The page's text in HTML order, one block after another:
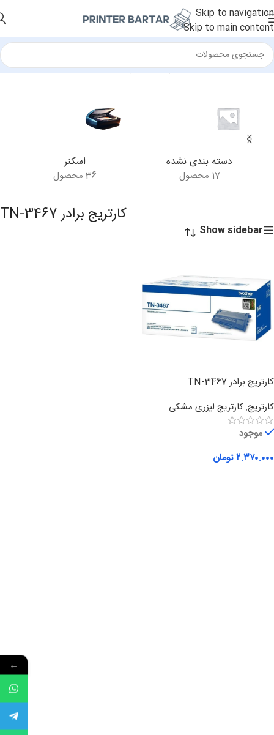
Skip to navigation
Skip to main content
خانه/محصولات برچسب خورده “کارتریج برادر TN-3467”
دسته بندی نشده
17 محصول
اسکنر
36 محصول
کارتریج برادر TN-3467
Show sidebar
کارتریج برادر TN-3467
کارتریج,کارتریج لیزری مشکی
موجود
۲.۳۷۰.۰۰۰تومان
←